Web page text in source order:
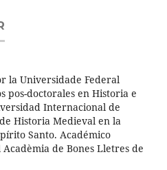
la Universidade Federal
pos-doctorales en Historia e
Internacional de
Historia Medieval en la
Santo. Académico
de Bones Lletres de